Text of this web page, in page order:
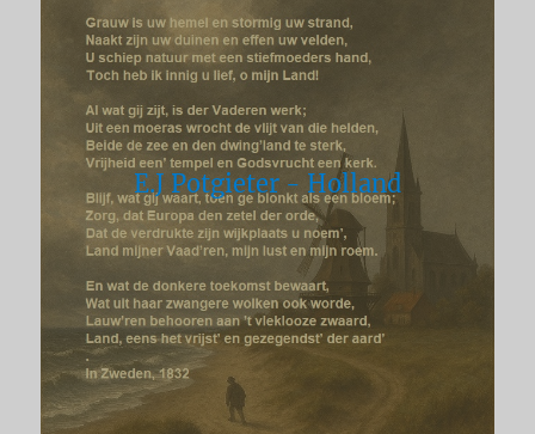
E.J Potgieter - Holland